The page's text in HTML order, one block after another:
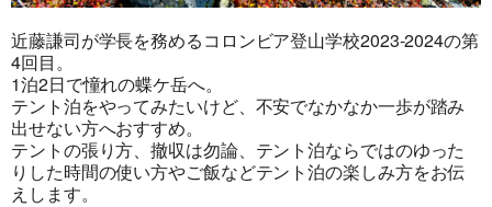
近藤謙司が学長を務めるコロンビア登山学校2023-2024の第
4回目。
1泊2日で憧れの蝶ケ岳へ。
テント泊をやってみたいけど、不安でなかなか一歩が踏み
出せない方へおすすめ。
テントの張り方、撤収は勿論、テント泊ならではのゆった
りした時間の使い方やご飯などテント泊の楽しみ方をお伝
えします。